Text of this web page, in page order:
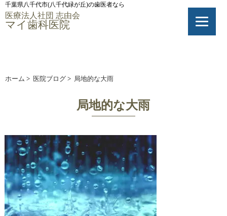
千葉県八千代市(八千代緑が丘)の歯医者なら
医療法人社団 志由会
マイ歯科医院
ホーム > 医院ブログ > 局地的な大雨
局地的な大雨